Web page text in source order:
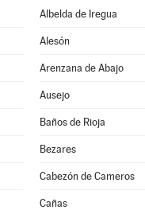
Albelda de Iregua
Alesón
Arenzana de Abajo
Ausejo
Baños de Rioja
Bezares
Cabezón de Cameros
Cañas